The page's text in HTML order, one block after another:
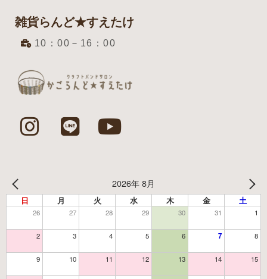
雑貨らんど★すえたけ
10：00－16：00
2026年 8月
日 月 火 水 木 金 土
26 27 28 29 30 31 1
2 3 4 5 6 7 8
9 10 11 12 13 14 15